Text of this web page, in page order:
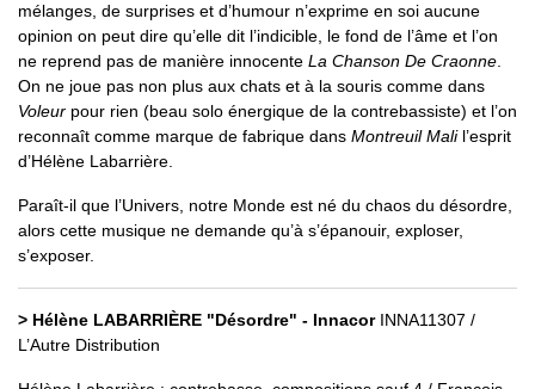
mélanges, de surprises et d’humour n’exprime en soi aucune
opinion on peut dire qu’elle dit l’indicible, le fond de l’âme et l’on
ne reprend pas de manière innocente La Chanson De Craonne.
On ne joue pas non plus aux chats et à la souris comme dans
Voleur pour rien (beau solo énergique de la contrebassiste) et l’on
reconnaît comme marque de fabrique dans Montreuil Malil’esprit
d’Hélène Labarrière.
Paraît-il que l’Univers, notre Monde est né du chaos du désordre,
alors cette musique ne demande qu’à s’épanouir, exploser,
s’exposer.
> Hélène LABARRIÈRE "Désordre" - InnacorINNA11307 /
L’Autre Distribution